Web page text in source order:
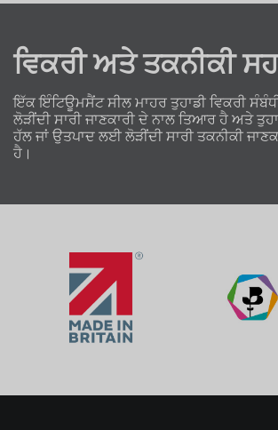
ਵਿਕਰੀ ਅਤੇ ਤਕਨੀਕੀ
ਇੱਕ ਇੰਟਿਊਮਸੈਂਟ ਸੀਲ ਮਾਹਰ ਤੁਹਾਡੀ ਵਿਕਰੀ
ਲੋੜੀਂਦੀ ਸਾਰੀ ਜਾਣਕਾਰੀ ਦੇ ਨਾਲ ਤਿਆਰ ਹੈ ਅਤੇ
ਹੱਲ ਜਾਂ ਉਤਪਾਦ ਲਈ ਲੋੜੀਂਦੀ ਸਾਰੀ ਤਕਨੀਕੀ
ਹੈ।